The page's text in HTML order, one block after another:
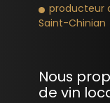
producteur
Saint-Chinian
Nous
de vin